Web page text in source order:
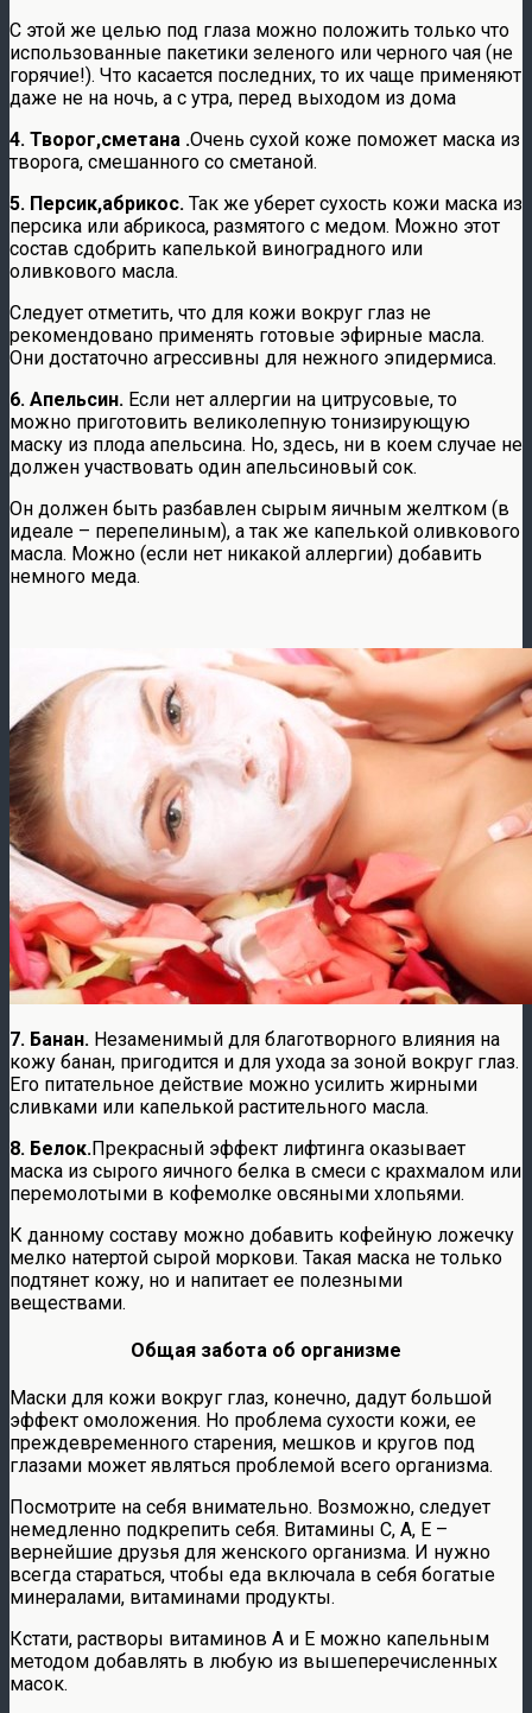
С этой же целью под глаза можно положить только что
использованные пакетики зеленого или черного чая (не
горячие!). Что касается последних, то их чаще применяют
даже не на ночь, а с утра, перед выходом из дома
4. Творог,сметана .Очень сухой коже поможет маска из
творога, смешанного со сметаной.
5. Персик,абрикос. Так же уберет сухость кожи маска из
персика или абрикоса, размятого с медом. Можно этот
состав сдобрить капелькой виноградного или
оливкового масла.
Следует отметить, что для кожи вокруг глаз не
рекомендовано применять готовые эфирные масла.
Они достаточно агрессивны для нежного эпидермиса.
6. Апельсин. Если нет аллергии на цитрусовые, то
можно приготовить великолепную тонизирующую
маску из плода апельсина. Но, здесь, ни в коем случае не
должен участвовать один апельсиновый сок.
Он должен быть разбавлен сырым яичным желтком (в
идеале – перепелиным), а так же капелькой оливкового
масла. Можно (если нет никакой аллергии) добавить
немного меда.
7. Банан. Незаменимый для благотворного влияния на
кожу банан, пригодится и для ухода за зоной вокруг глаз.
Его питательное действие можно усилить жирными
сливками или капелькой растительного масла.
8. Белок.Прекрасный эффект лифтинга оказывает
маска из сырого яичного белка в смеси с крахмалом или
перемолотыми в кофемолке овсяными хлопьями.
К данному составу можно добавить кофейную ложечку
мелко натертой сырой моркови. Такая маска не только
подтянет кожу, но и напитает ее полезными
веществами.
Общая забота об организме
Маски для кожи вокруг глаз, конечно, дадут большой
эффект омоложения. Но проблема сухости кожи, ее
преждевременного старения, мешков и кругов под
глазами может являться проблемой всего организма.
Посмотрите на себя внимательно. Возможно, следует
немедленно подкрепить себя. Витамины С, А, Е –
вернейшие друзья для женского организма. И нужно
всегда стараться, чтобы еда включала в себя богатые
минералами, витаминами продукты.
Кстати, растворы витаминов А и Е можно капельным
методом добавлять в любую из вышеперечисленных
масок.